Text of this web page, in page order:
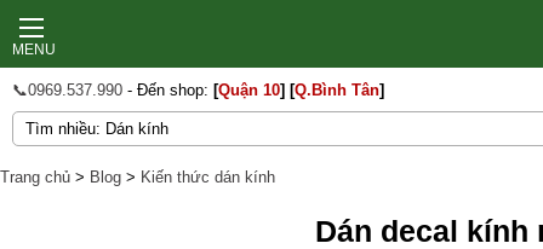
MENU
📞0969.537.990 - Đến shop: [Quận 10] [Q.Bình Tân]
Trang chủ > Blog > Kiến thức dán kính
Dán decal kính